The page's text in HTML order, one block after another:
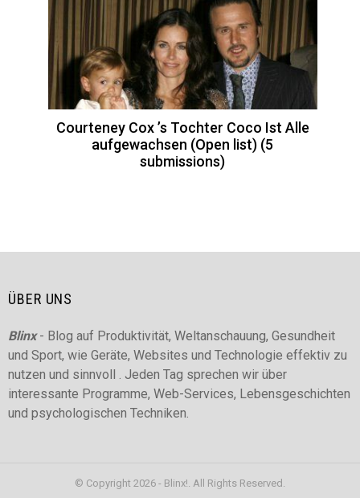
Courteney Cox ’s Tochter Coco Ist Alle
aufgewachsen (Open list) (5
submissions)
ÜBER UNS
Blinx- Blog auf Produktivität, Weltanschauung, Gesundheit
und Sport, wie Geräte, Websites und Technologie effektiv zu
nutzen und sinnvoll . Jeden Tag sprechen wir über
interessante Programme, Web-Services, Lebensgeschichten
und psychologischen Techniken.
© Copyright 2026 - Blinx!. All Rights Reserved.